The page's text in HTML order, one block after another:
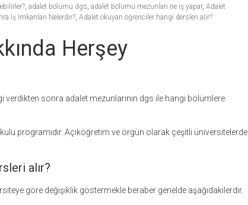
, adalet bölümü dgs, adalet bölümü mezunları ne iş yapar, Adalet
İş İmkanları Nelerdir?, Adalet okuyan öğrenciler hangi dersleri alır?
Herşey
verdikten sonra adalet mezunlarının dgs ile hangi bölümlere
programıdır. Açıköğretim ve örgün olarak çeşitli üniversitelerde
alır?
göre değişiklik göstermekle beraber genelde aşağıdakilerdir.